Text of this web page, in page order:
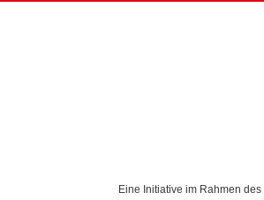
Eine Initiative im Rahmen